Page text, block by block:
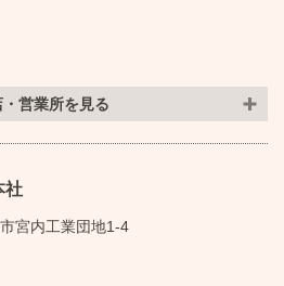
営業所を見る
社
宮内工業団地1-4